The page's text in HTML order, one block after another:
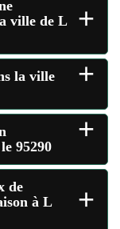
ville de L
+
la ville
+
95290
+
de
à L
+